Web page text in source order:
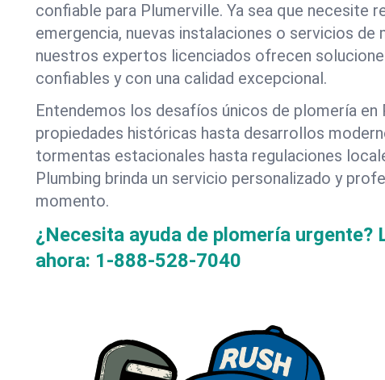
confiable para Plumerville. Ya sea que necesite
emergencia, nuevas instalaciones o servicios de
nuestros expertos licenciados ofrecen
confiables y con una calidad excepcional.
Entendemos los desafíos únicos de plomería en
propiedades históricas hasta desarrollos
tormentas estacionales hasta regulaciones
Plumbing brinda un servicio personalizado y
momento.
¿Necesita ayuda de plomería urgente?
ahora: 1-888-528-7040